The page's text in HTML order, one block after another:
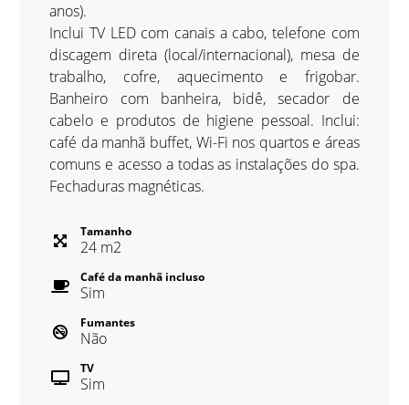
anos).
Inclui TV LED com canais a cabo, telefone com
discagem direta (local/internacional), mesa de
trabalho, cofre, aquecimento e frigobar.
Banheiro com banheira, bidê, secador de
cabelo e produtos de higiene pessoal. Inclui:
café da manhã buffet, Wi-Fi nos quartos e áreas
comuns e acesso a todas as instalações do spa.
Fechaduras magnéticas.
Tamanho
24 m2
Café da manhã incluso
Sim
Fumantes
Não
TV
Sim